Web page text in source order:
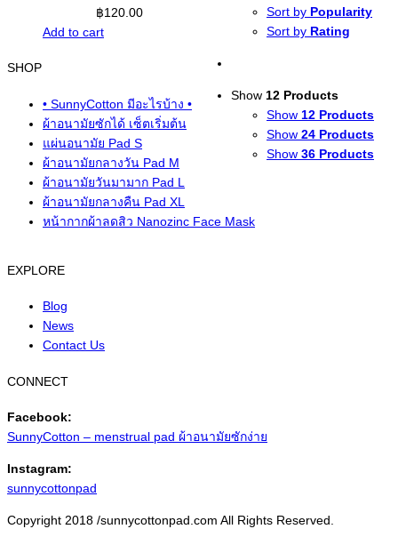
Sort by Popularity
Sort by Rating
Show 12 Products
Show 12 Products
Show 24 Products
Show 36 Products
฿120.00
Add to cart
SHOP
• SunnyCotton มีอะไรบ้าง •
ผ้าอนามัยซักได้ เซ็ตเริ่มต้น
แผ่นอนามัย Pad S
ผ้าอนามัยกลางวัน Pad M
ผ้าอนามัยวันมามาก Pad L
ผ้าอนามัยกลางคืน Pad XL
หน้ากากผ้าลดสิว Nanozinc Face Mask
EXPLORE
Blog
News
Contact Us
CONNECT
Facebook:
SunnyCotton – menstrual pad ผ้าอนามัยซักง่าย
Instagram:
sunnycottonpad
Facebook
Instagram
Copyright 2018 /sunnycottonpad.com All Rights Reserved.